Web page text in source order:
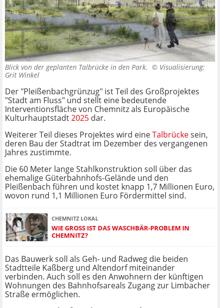
Blick von der geplanten Talbrücke in den Park. © Visualisierung:
Grit Winkel
Der "Pleißenbachgrünzug" ist Teil des Großprojektes
"Stadt am Fluss" und stellt eine bedeutende
Interventionsfläche von Chemnitz als Europäische
Kulturhauptstadt2025 dar.
Weiterer Teil dieses Projektes wird eineTalbrückesein,
deren Bau der Stadtrat im Dezember des vergangenen
Jahres zustimmte.
Die 60 Meter lange Stahlkonstruktion soll über das
ehemalige Güterbahnhofs-Gelände und den
Pleißenbach führen und kostet knapp 1,7 Millionen Euro,
wovon rund 1,1 Millionen Euro Fördermittel sind.
CHEMNITZ LOKAL
WIE GROSS IST DAS WASCHBÄR-PROBLEM IN C
HEMNITZ?
Das Bauwerk soll als Geh- und Radweg die beiden
Stadtteile Kaßberg und Altendorf miteinander
verbinden. Auch soll es den Anwohnern der künftigen
Wohnungen des Bahnhofsareals Zugang zur Limbacher
Straße ermöglichen.